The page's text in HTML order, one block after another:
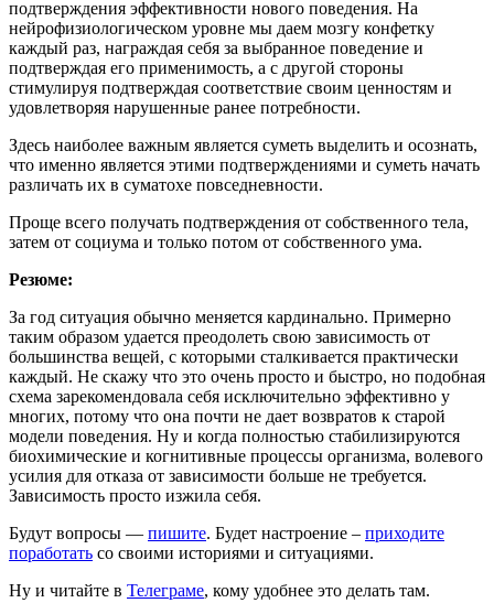
подтверждения эффективности нового поведения. На
нейрофизиологическом уровне мы даем мозгу конфетку
каждый раз, награждая себя за выбранное поведение и
подтверждая его применимость, а с другой стороны
стимулируя подтверждая соответствие своим ценностям и
удовлетворяя нарушенные ранее потребности.
Здесь наиболее важным является суметь выделить и осознать,
что именно является этими подтверждениями и суметь начать
различать их в суматохе повседневности.
Проще всего получать подтверждения от собственного тела,
затем от социума и только потом от собственного ума.
Резюме:
За год ситуация обычно меняется кардинально. Примерно
таким образом удается преодолеть свою зависимость от
большинства вещей, с которыми сталкивается практически
каждый. Не скажу что это очень просто и быстро, но подобная
схема зарекомендовала себя исключительно эффективно у
многих, потому что она почти не дает возвратов к старой
модели поведения. Ну и когда полностью стабилизируются
биохимические и когнитивные процессы организма, волевого
усилия для отказа от зависимости больше не требуется.
Зависимость просто изжила себя.
Будут вопросы — пишите. Будет настроение – приходите
поработать со своими историями и ситуациями.
Ну и читайте в Телеграме, кому удобнее это делать там.